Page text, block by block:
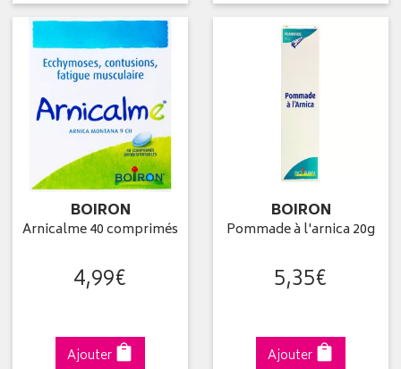
BOIRON
Arnicalme 40 comprimés
4,99€
Ajouter
BOIRON
Pommade à l'arnica 20g
5,35€
Ajouter